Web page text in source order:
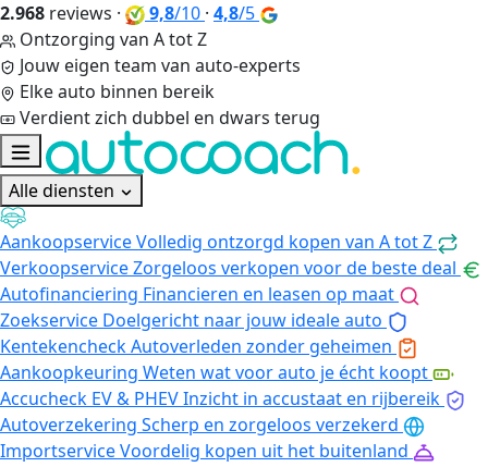
2.968 reviews · 9,8/10 · 4,8/5
Ontzorging van A tot Z
Jouw eigen team van auto-experts
Elke auto binnen bereik
Verdient zich dubbel en dwars terug
Alle diensten
AankoopserviceVolledig ontzorgd kopen van A tot Z
VerkoopserviceZorgeloos verkopen voor de beste deal
Autofinanciering Financieren en leasen op maat
Zoekservice Doelgericht naar jouw ideale auto
KentekencheckAutoverleden zonder geheimen
Aankoopkeuring Weten wat voor auto je écht koopt
Accucheck EV & PHEVInzicht in accustaat en rijbereik
Autoverzekering Scherp en zorgeloos verzekerd
ImportserviceVoordelig kopen uit het buitenland